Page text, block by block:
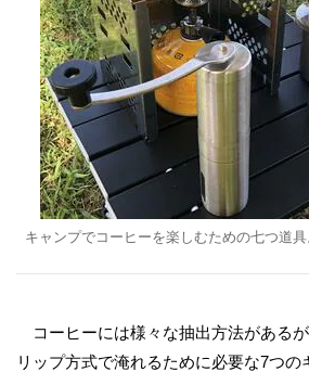
キャンプでコーヒーを楽しむための七つ道
コーヒーには様々な抽出方法がある
リップ方式で淹れるために必要な7つの